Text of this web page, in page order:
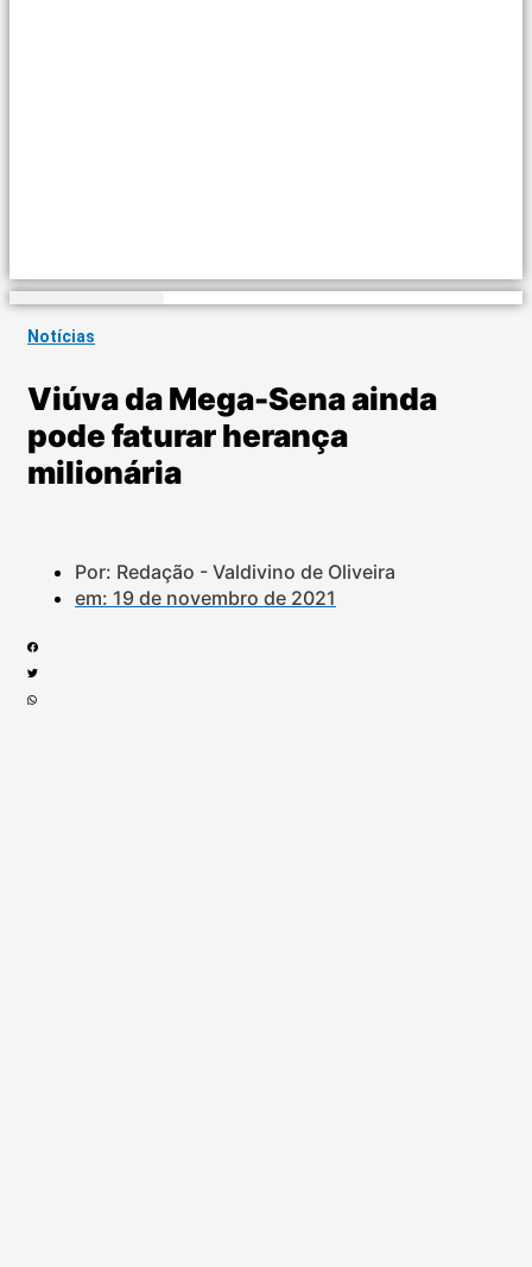
Notícias
Viúva da Mega-Sena ainda
pode faturar herança
milionária
Por: Redação - Valdivino de Oliveira
em: 19 de novembro de 2021